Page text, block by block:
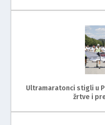
Ultramaratonci stigli u
žrtve i